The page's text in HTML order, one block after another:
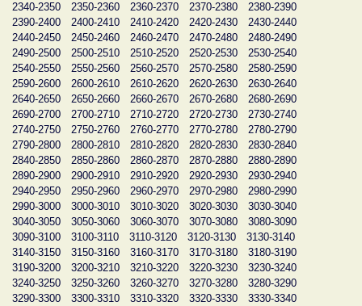
2340-2350
2350-2360 2360-2370 2370-2380
2380-2390
2390-2400
2400-2410 2410-2420 2420-2430
2430-2440
2440-2450
2450-2460 2460-2470 2470-2480
2480-2490
2490-2500
2500-2510 2510-2520 2520-2530
2530-2540
2540-2550
2550-2560 2560-2570 2570-2580
2580-2590
2590-2600
2600-2610 2610-2620 2620-2630
2630-2640
2640-2650
2650-2660 2660-2670 2670-2680
2680-2690
2690-2700
2700-2710 2710-2720 2720-2730
2730-2740
2740-2750
2750-2760 2760-2770 2770-2780
2780-2790
2790-2800
2800-2810 2810-2820 2820-2830
2830-2840
2840-2850
2850-2860 2860-2870 2870-2880
2880-2890
2890-2900
2900-2910 2910-2920 2920-2930
2930-2940
2940-2950
2950-2960 2960-2970 2970-2980
2980-2990
2990-3000
3000-3010 3010-3020 3020-3030
3030-3040
3040-3050
3050-3060 3060-3070 3070-3080
3080-3090
3090-3100
3100-3110 3110-3120 3120-3130
3130-3140
3140-3150
3150-3160 3160-3170 3170-3180
3180-3190
3190-3200
3200-3210 3210-3220 3220-3230
3230-3240
3240-3250
3250-3260 3260-3270 3270-3280
3280-3290
3290-3300
3300-3310 3310-3320 3320-3330
3330-3340